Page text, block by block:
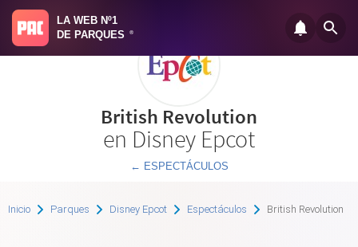
LA WEB Nº1
DE PARQUES
®
British Revolution
en Disney Epcot
← ESPECTÁCULOS
Inicio Parques Disney Epcot Espectáculos British Revolution